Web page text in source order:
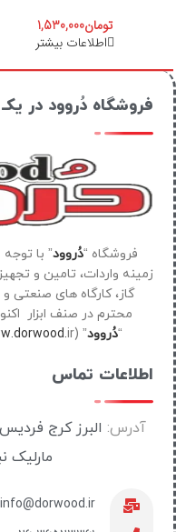
تومان1,530,000
اطلاعات بیشتر
فروشگاه دُروود در
فروشگاه “دُروود
زمینه واردات، تامین و
گاز، کارگاه های صنعتی
محترم در صنف ابزار
“دُروود” (ir) در خدمت گذاری آماده است.
اطلاعات تماس
آدرس: البرز کرج
مارلیک
info@dorwood.ir